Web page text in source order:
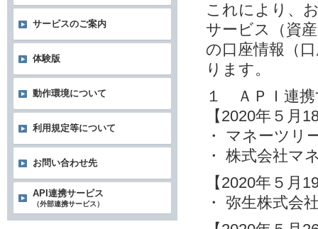
これにより、
サービス（資
の口座情報（
ります。
１ ＡＰＩ連携
【2020年５月
・ マネーツリ
・ 株式会社マ
【2020年５月
・ 弥生株式会
サービスのご案内
体験版
動作環境について
利用規定等について
お問い合わせ先
API連携サービス
（外部連携サービス）